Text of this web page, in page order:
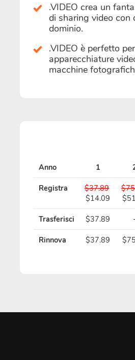
.VIDEO crea un
di sharing video con
dominio.
.VIDEO è perfetto
apparecchiature
macchine
Anno 1
Registra
$37.89
$14.09
Trasferisci $37.89 -
Rinnova $37.89